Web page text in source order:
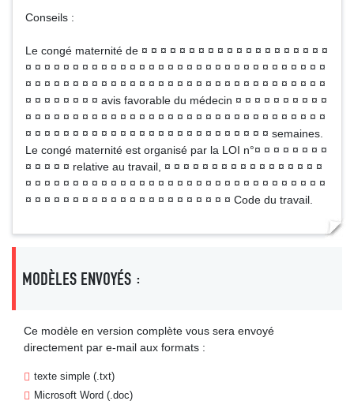
Conseils :
Le congé maternité de ¤ ¤ ¤ ¤ ¤ ¤ ¤ ¤ ¤ ¤ ¤ ¤ ¤ ¤ ¤ ¤ ¤ ¤ ¤ ¤
¤ ¤ ¤ ¤ ¤ ¤ ¤ ¤ ¤ ¤ ¤ ¤ ¤ ¤ ¤ ¤ ¤ ¤ ¤ ¤ ¤ ¤ ¤ ¤ ¤ ¤ ¤ ¤ ¤ ¤ ¤ ¤
¤ ¤ ¤ ¤ ¤ ¤ ¤ ¤ ¤ ¤ ¤ ¤ ¤ ¤ ¤ ¤ ¤ ¤ ¤ ¤ ¤ ¤ ¤ ¤ ¤ ¤ ¤ ¤ ¤ ¤ ¤ ¤
¤ ¤ ¤ ¤ ¤ ¤ ¤ ¤ avis favorable du médecin ¤ ¤ ¤ ¤ ¤ ¤ ¤ ¤ ¤ ¤
¤ ¤ ¤ ¤ ¤ ¤ ¤ ¤ ¤ ¤ ¤ ¤ ¤ ¤ ¤ ¤ ¤ ¤ ¤ ¤ ¤ ¤ ¤ ¤ ¤ ¤ ¤ ¤ ¤ ¤ ¤ ¤
¤ ¤ ¤ ¤ ¤ ¤ ¤ ¤ ¤ ¤ ¤ ¤ ¤ ¤ ¤ ¤ ¤ ¤ ¤ ¤ ¤ ¤ ¤ ¤ ¤ ¤ semaines.
Le congé maternité est organisé par la LOI n°¤ ¤ ¤ ¤ ¤ ¤ ¤ ¤
¤ ¤ ¤ ¤ ¤ relative au travail, ¤ ¤ ¤ ¤ ¤ ¤ ¤ ¤ ¤ ¤ ¤ ¤ ¤ ¤ ¤ ¤ ¤
¤ ¤ ¤ ¤ ¤ ¤ ¤ ¤ ¤ ¤ ¤ ¤ ¤ ¤ ¤ ¤ ¤ ¤ ¤ ¤ ¤ ¤ ¤ ¤ ¤ ¤ ¤ ¤ ¤ ¤ ¤ ¤
¤ ¤ ¤ ¤ ¤ ¤ ¤ ¤ ¤ ¤ ¤ ¤ ¤ ¤ ¤ ¤ ¤ ¤ ¤ ¤ ¤ ¤ Code du travail.
MODÈLES ENVOYÉS :
Ce modèle en version complète vous sera envoyé
directement par e-mail aux formats :
texte simple (.txt)
Microsoft Word (.doc)